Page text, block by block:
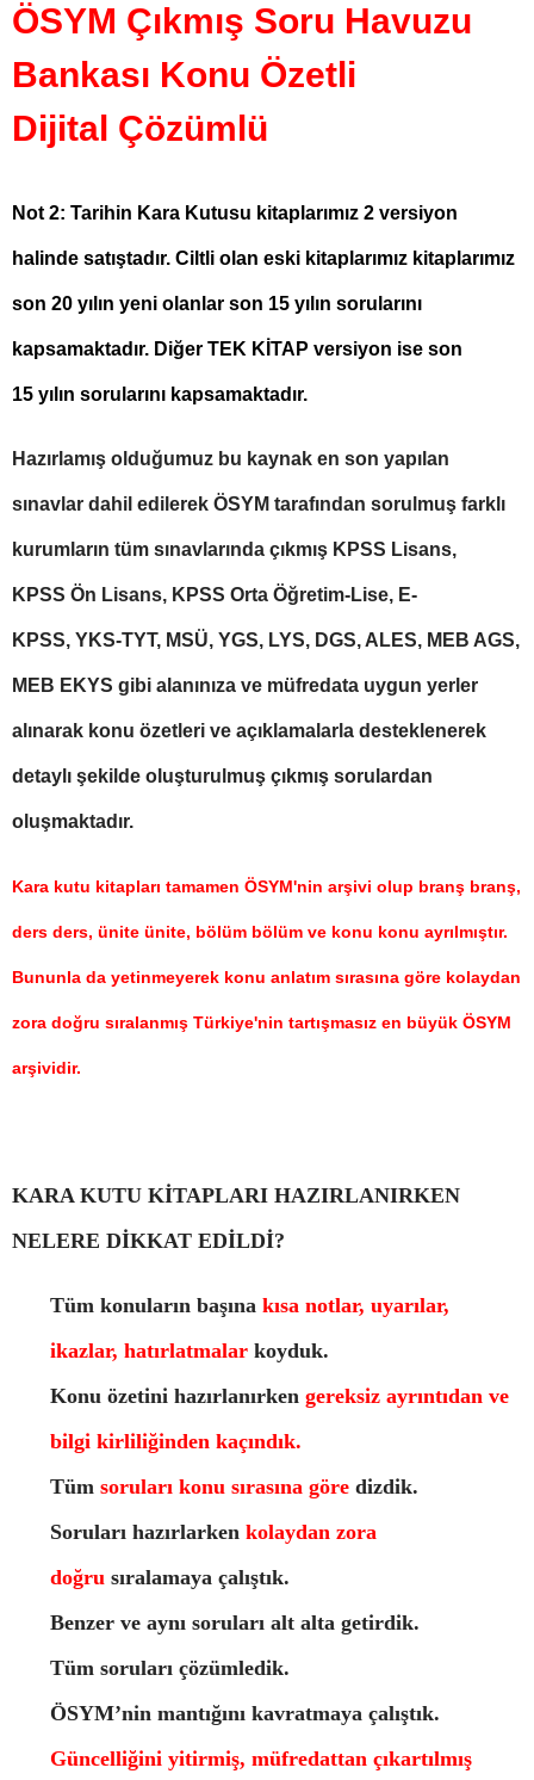
ÖSYM Çıkmış Soru Havuzu
Bankası Konu Özetli
Dijital Çözümlü
Not 2: Tarihin Kara Kutusu kitaplarımız 2 versiyon
halinde satıştadır. Ciltli olan eski kitaplarımız kitaplarımız
son 20 yılın yeni olanlar son 15 yılın sorularını
kapsamaktadır. Diğer TEK KİTAP versiyon ise son
15 yılın sorularını kapsamaktadır.
Hazırlamış olduğumuz bu kaynak en son yapılan
sınavlar dahil edilerek ÖSYM tarafından sorulmuş farklı
kurumların tüm sınavlarında çıkmış KPSS Lisans,
KPSS Ön Lisans, KPSS Orta Öğretim-Lise, E-
KPSS, YKS-TYT, MSÜ, YGS, LYS, DGS, ALES, MEB AGS,
MEB EKYS gibi alanınıza ve müfredata uygun yerler
alınarak konu özetleri ve açıklamalarla desteklenerek
detaylı şekilde oluşturulmuş çıkmış sorulardan
oluşmaktadır.
Kara kutu kitapları tamamen ÖSYM'nin arşivi olup branş branş,
ders ders, ünite ünite, bölüm bölüm ve konu konu ayrılmıştır.
Bununla da yetinmeyerek konu anlatım sırasına göre kolaydan
zora doğru sıralanmış Türkiye'nin tartışmasız en büyük ÖSYM
arşividir.
KARA KUTU KİTAPLARI HAZIRLANIRKEN
NELERE DİKKAT EDİLDİ?
Tüm konuların başına kısa notlar, uyarılar,
ikazlar, hatırlatmalar koyduk.
Konu özetini hazırlanırken gereksiz ayrıntıdan ve
bilgi kirliliğinden kaçındık.
Tüm soruları konu sırasına göre dizdik.
Soruları hazırlarken kolaydan zora
doğru sıralamaya çalıştık.
Benzer ve aynı soruları alt alta getirdik.
Tüm soruları çözümledik.
ÖSYM’nin mantığını kavratmaya çalıştık.
Güncelliğini yitirmiş, müfredattan çıkartılmış